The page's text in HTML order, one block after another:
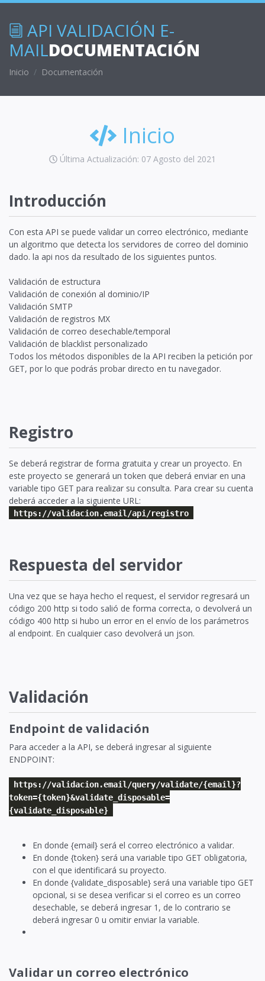
API VALIDACIÓN E-
MAILDOCUMENTACIÓN
Inicio Documentación
Inicio
Última Actualización: 07 Agosto del 2021
Introducción
Con esta API se puede validar un correo electrónico, mediante
un algoritmo que detecta los servidores de correo del dominio
dado. la api nos da resultado de los siguientes puntos.
Validación de estructura
Validación de conexión al dominio/IP
Validación SMTP
Validación de registros MX
Validación de correo desechable/temporal
Validación de blacklist personalizado
Todos los métodos disponibles de la API reciben la petición por
GET, por lo que podrás probar directo en tu navegador.
Registro
Se deberá registrar de forma gratuita y crear un proyecto. En
este proyecto se generará un token que deberá enviar en una
variable tipo GET para realizar su consulta. Para crear su cuenta
deberá acceder a la siguiente URL:
https://validacion.email/api/registro
Respuesta del servidor
Una vez que se haya hecho el request, el servidor regresará un
código 200 http si todo salió de forma correcta, o devolverá un
código 400 http si hubo un error en el envío de los parámetros
al endpoint. En cualquier caso devolverá un json.
Validación
Endpoint de validación
Para acceder a la API, se deberá ingresar al siguiente
ENDPOINT:
https://validacion.email/query/validate/{email}?
token={token}&validate_disposable=
{validate_disposable}
En donde {email} será el correo electrónico a validar.
En donde {token} será una variable tipo GET obligatoria,
con el que identificará su proyecto.
En donde {validate_disposable} será una variable tipo GET
opcional, si se desea verificar si el correo es un correo
desechable, se deberá ingresar 1, de lo contrario se
deberá ingresar 0 u omitir enviar la variable.
Validar un correo electrónico